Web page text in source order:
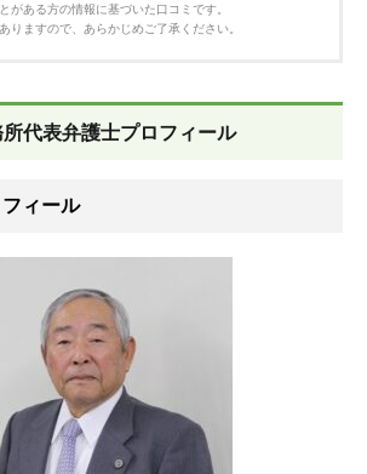
がある方の情報に基づいた口コミです。
りますので、あらかじめご了承ください。
代表弁護士プロフィール
ィール